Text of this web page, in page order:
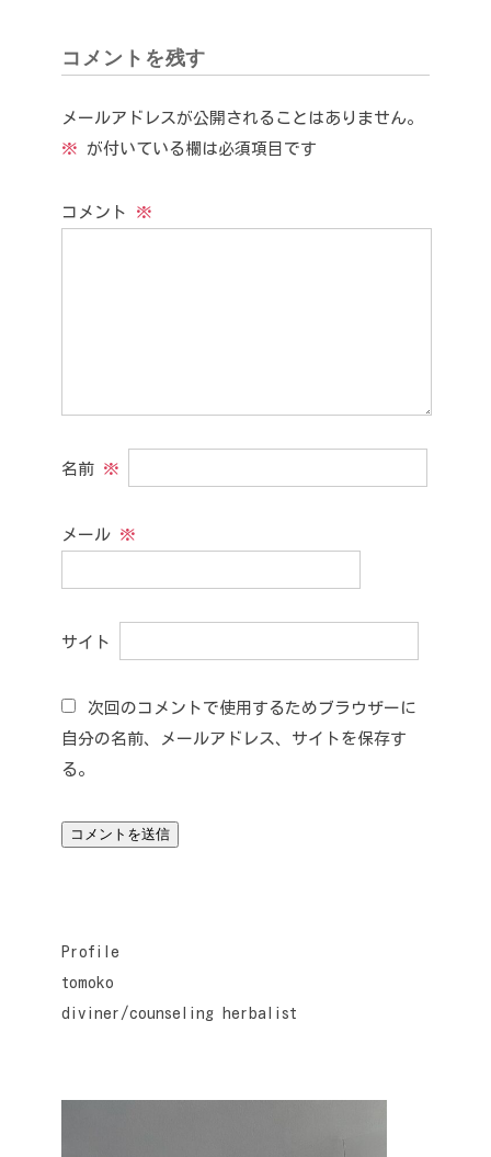
コメントを残す
メールアドレスが公開されることはありません。
※ が付いている欄は必須項目です
コメント ※
名前 ※
メール ※
サイト
次回のコメントで使用するためブラウザーに
自分の名前、メールアドレス、サイトを保存す
る。
Profile
tomoko
diviner/counseling herbalist